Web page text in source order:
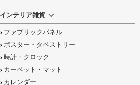
インテリア雑貨
ファブリックパネル
ポスター・タペストリー
時計・クロック
カーペット・マット
カレンダー